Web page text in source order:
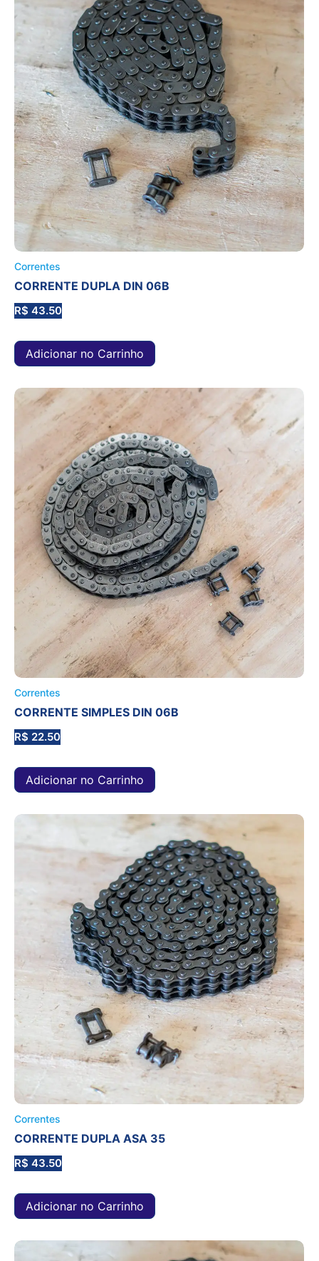
Correntes
CORRENTE DUPLA DIN 06B
R$ 43.50
Adicionar no Carrinho
Correntes
CORRENTE SIMPLES DIN 06B
R$ 22.50
Adicionar no Carrinho
Correntes
CORRENTE DUPLA ASA 35
R$ 43.50
Adicionar no Carrinho